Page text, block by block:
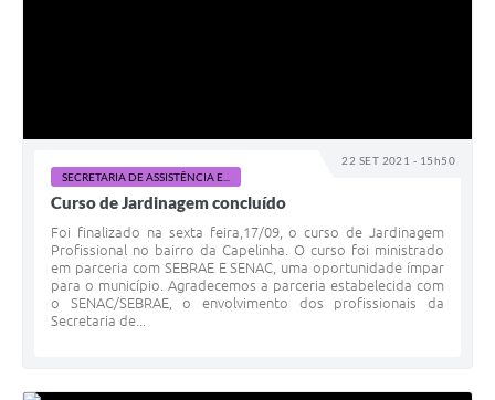
22 SET 2021 - 15h50
SECRETARIA DE ASSISTÊNCIA E...
Curso de Jardinagem concluído
Foi finalizado na sexta feira,17/09, o curso de Jardinagem
Profissional no bairro da Capelinha. O curso foi ministrado
em parceria com SEBRAE E SENAC, uma oportunidade ímpar
para o município. Agradecemos a parceria estabelecida com
o SENAC/SEBRAE, o envolvimento dos profissionais da
Secretaria de...